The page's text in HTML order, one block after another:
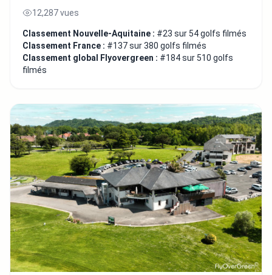
12,287 vues
Classement Nouvelle-Aquitaine : #23 sur 54 golfs filmés
Classement France : #137 sur 380 golfs filmés
Classement global Flyovergreen : #184 sur 510 golfs
filmés